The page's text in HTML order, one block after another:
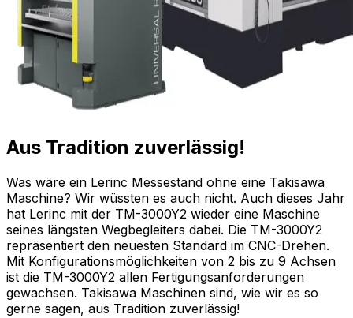
Aus Tradition zuverlässig!
Was wäre ein Lerinc Messestand ohne eine Takisawa
Maschine? Wir wüssten es auch nicht. Auch dieses Jahr
hat Lerinc mit der TM-3000Y2 wieder eine Maschine
seines längsten Wegbegleiters dabei. Die TM-3000Y2
repräsentiert den neuesten Standard im CNC-Drehen.
Mit Konfigurationsmöglichkeiten von 2 bis zu 9 Achsen
ist die TM-3000Y2 allen Fertigungsanforderungen
gewachsen. Takisawa Maschinen sind, wie wir es so
gerne sagen, aus Tradition zuverlässig!